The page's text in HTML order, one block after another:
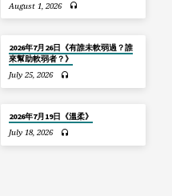
August 1, 2026
2026年7月26日《有誰未軟弱過？誰
來幫助軟弱者？》
July 25, 2026
2026年7月19日《溫柔》
July 18, 2026